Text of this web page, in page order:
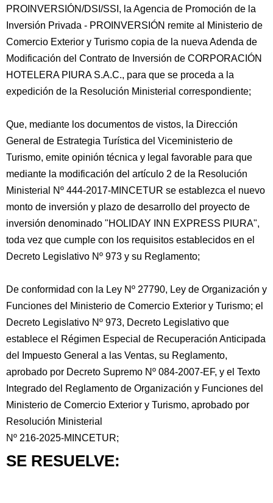
PROINVERSIÓN/DSI/SSI, la Agencia de Promoción de la
Inversión Privada - PROINVERSIÓN remite al Ministerio de
Comercio Exterior y Turismo copia de la nueva Adenda de
Modificación del Contrato de Inversión de CORPORACIÓN
HOTELERA PIURA S.A.C., para que se proceda a la
expedición de la Resolución Ministerial correspondiente;
Que, mediante los documentos de vistos, la Dirección
General de Estrategia Turística del Viceministerio de
Turismo, emite opinión técnica y legal favorable para que
mediante la modificación del artículo 2 de la Resolución
Ministerial Nº 444-2017-MINCETUR se establezca el nuevo
monto de inversión y plazo de desarrollo del proyecto de
inversión denominado "HOLIDAY INN EXPRESS PIURA",
toda vez que cumple con los requisitos establecidos en el
Decreto Legislativo Nº 973 y su Reglamento;
De conformidad con la Ley Nº 27790, Ley de Organización y
Funciones del Ministerio de Comercio Exterior y Turismo; el
Decreto Legislativo Nº 973, Decreto Legislativo que
establece el Régimen Especial de Recuperación Anticipada
del Impuesto General a las Ventas, su Reglamento,
aprobado por Decreto Supremo Nº 084-2007-EF, y el Texto
Integrado del Reglamento de Organización y Funciones del
Ministerio de Comercio Exterior y Turismo, aprobado por
Resolución Ministerial
Nº 216-2025-MINCETUR;
SE RESUELVE: